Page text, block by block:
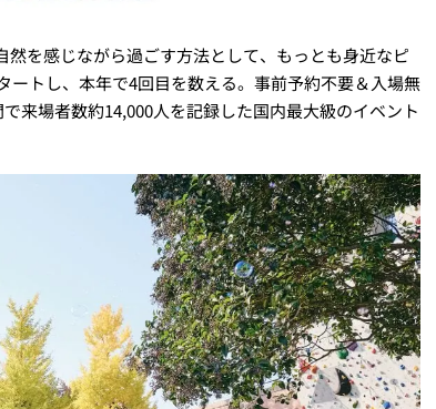
を感じながら過ごす方法として、もっとも身近なピ
トし、本年で4回目を数える。事前予約不要＆入場無
来場者数約14,000人を記録した国内最大級のイベント